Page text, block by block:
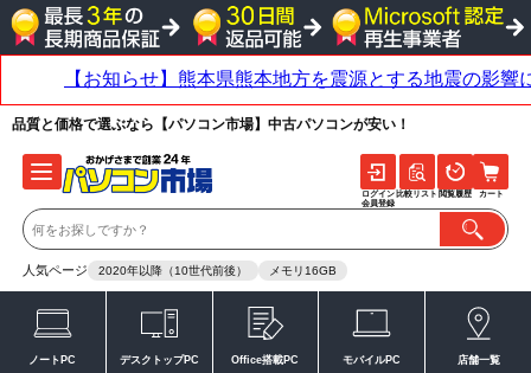
品質と価格で選ぶなら【パソコン市場】中古パソコンが安い！
人気ページ 2020年以降（10世代前後） メモリ16GB
ログイン
会員登録
比較リスト 閲覧履歴 カート
ノートPC デスクトップPC Office搭載PC モバイルPC 店舗一覧